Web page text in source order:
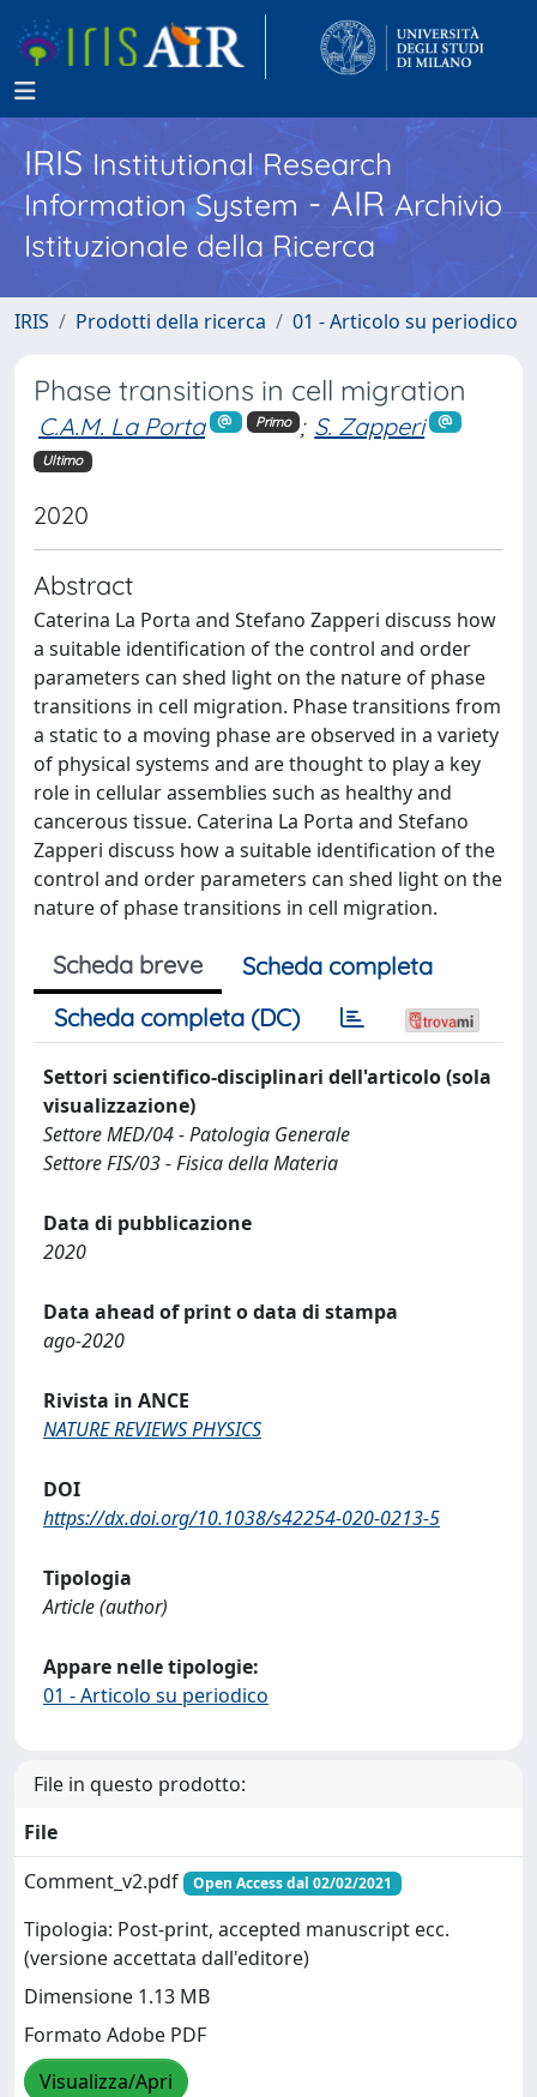
IRISInstitutional Research
Information System - AIR Archivio
Istituzionale della Ricerca
IRIS Prodotti della ricerca 01 - Articolo su periodico
Phase transitions in cell migration
C.A.M. La Porta Primo ; S. Zapperi
Ultimo
2020
Abstract
Caterina La Porta and Stefano Zapperi discuss how
a suitable identification of the control and order
parameters can shed light on the nature of phase
transitions in cell migration. Phase transitions from
a static to a moving phase are observed in a variety
of physical systems and are thought to play a key
role in cellular assemblies such as healthy and
cancerous tissue. Caterina La Porta and Stefano
Zapperi discuss how a suitable identification of the
control and order parameters can shed light on the
nature of phase transitions in cell migration.
Scheda breve
Scheda completa
Scheda completa (DC)
Settori scientifico-disciplinari dell'articolo (sola
visualizzazione)
Settore MED/04 - Patologia Generale
Settore FIS/03 - Fisica della Materia
Data di pubblicazione
2020
Data ahead of print o data di stampa
ago-2020
Rivista in ANCE
NATURE REVIEWS PHYSICS
DOI
https://dx.doi.org/10.1038/s42254-020-0213-5
Tipologia
Article (author)
Appare nelle tipologie:
01 - Articolo su periodico
File in questo prodotto:
File
Comment_v2.pdf
Open Access dal 02/02/2021
Tipologia: Post-print, accepted manuscript ecc.
(versione accettata dall'editore)
Dimensione 1.13 MB
Formato Adobe PDF
Visualizza/Apri